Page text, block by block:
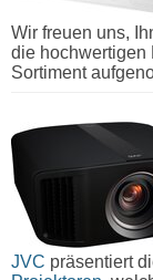
Wir freuen uns,
die hochwertigen
Sortiment
JVC präsentiert